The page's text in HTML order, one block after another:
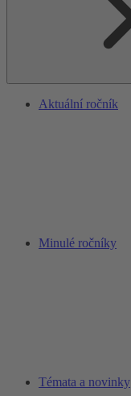
Aktuální ročník
Minulé ročníky
Témata a novinky